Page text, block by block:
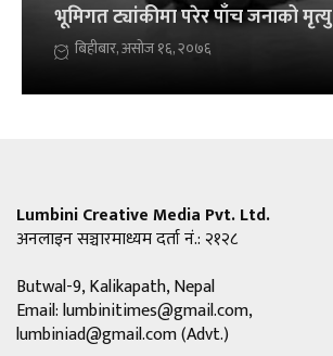
भूमिगत ट्यांकीमा परेर पाँच जनाको मृत्यु
बिहीबार, असोज १६, २०७६
Lumbini Creative Media Pvt. Ltd.
अनलाइन सञ्चारमाध्यम दर्ता नं.: २१२८
Butwal-9, Kalikapath, Nepal
Email:lumbinitimes@gmail.com,
lumbiniad@gmail.com(Advt.)